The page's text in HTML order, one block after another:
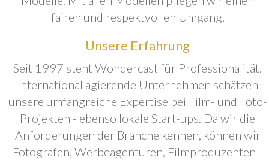
fairen und respektvollen Umgang.
Unsere Erfahrung
Seit 1997 steht Wondercast für Professionalität.
International agierende Unternehmen schätzen
unsere umfangreiche Expertise bei Film- und Foto-
Projekten - ebenso lokale Start-ups. Da wir die
Anforderungen der Branche kennen, können wir
Fotografen, Werbeagenturen, Filmproduzenten -